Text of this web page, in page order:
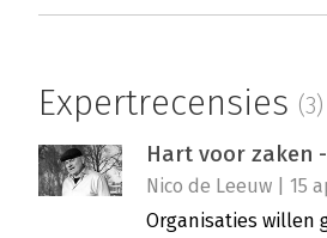
Expertrecensies (3)
Hart voor zaken -
Nico de Leeuw | 15
Organisaties willen